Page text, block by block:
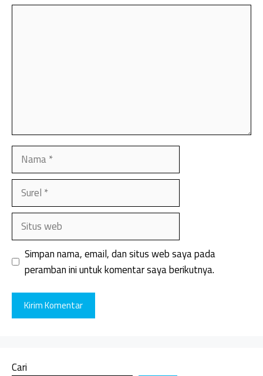
Nama
Surel
Situs
Simpan nama, email, dan situs web saya pada
peramban ini untuk komentar saya berikutnya.
Cari